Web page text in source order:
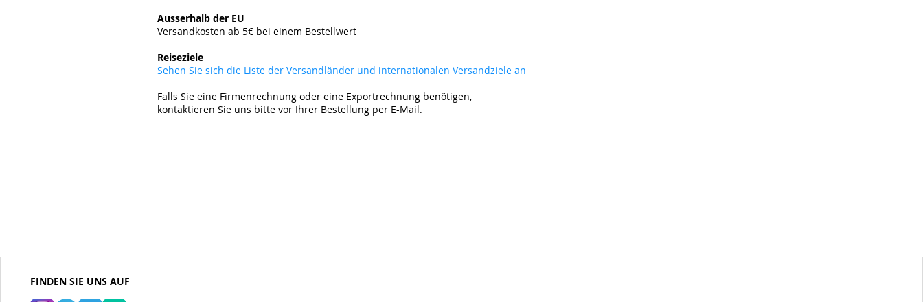
Ausserhalb der EU
Versandkosten ab 5€ bei einem Bestellwert
Reiseziele
Sehen Sie sich die Liste der Versandländer und internationalen Versandziele an
Falls Sie eine Firmenrechnung oder eine Exportrechnung benötigen,
kontaktieren Sie uns bitte vor Ihrer Bestellung per E-Mail.
FINDEN SIE UNS AUF